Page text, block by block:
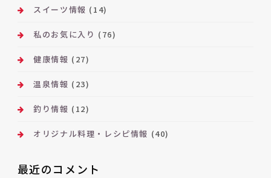
スイーツ情報 (14)
私のお気に入り (76)
健康情報 (27)
温泉情報 (23)
釣り情報 (12)
オリジナル料理・レシピ情報 (40)
最近のコメント